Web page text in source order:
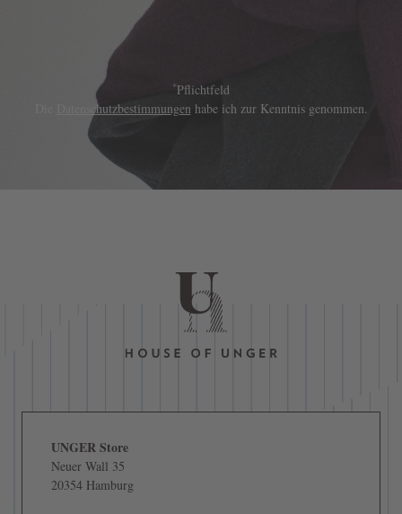
*Pflichtfeld
Datenschutzbestimmungen habe ich zur Kenntnis genommen.
UNGER Store
Neuer Wall 35
20354 Hamburg